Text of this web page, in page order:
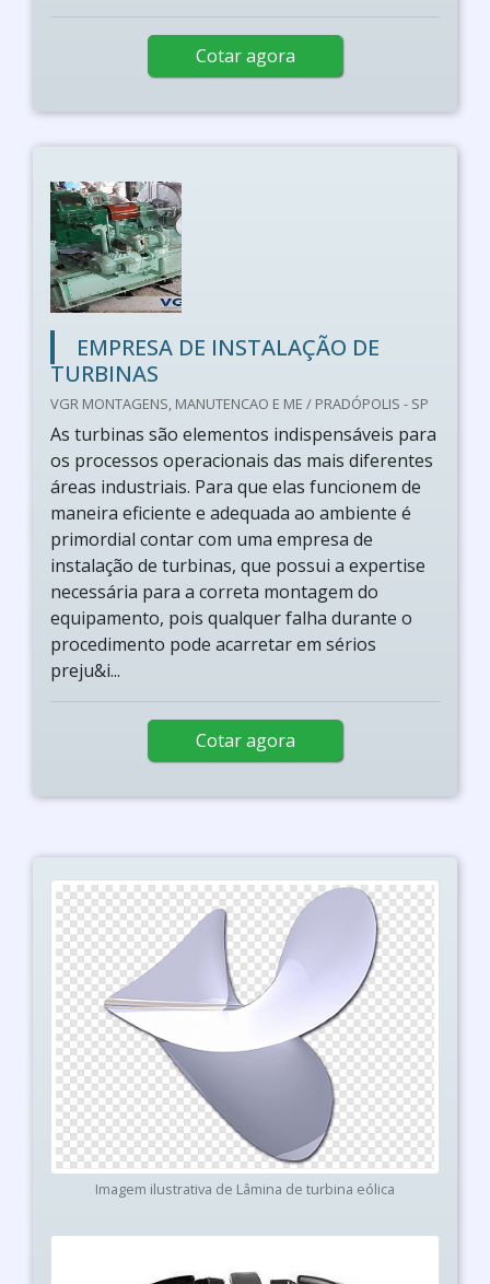
Cotar agora
EMPRESA DE INSTALAÇÃO DE
TURBINAS
VGR MONTAGENS, MANUTENCAO E ME / PRADÓPOLIS - SP
As turbinas são elementos indispensáveis para
os processos operacionais das mais diferentes
áreas industriais. Para que elas funcionem de
maneira eficiente e adequada ao ambiente é
primordial contar com uma empresa de
instalação de turbinas, que possui a expertise
necessária para a correta montagem do
equipamento, pois qualquer falha durante o
procedimento pode acarretar em sérios
preju&i...
Cotar agora
Imagem ilustrativa de Lâmina de turbina eólica